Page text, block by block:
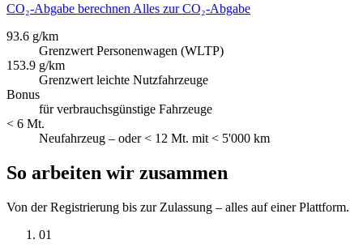
CO₂-Abgabe berechnen Alles zur CO₂-Abgabe
93.6 g/km
Grenzwert Personenwagen (WLTP)
153.9 g/km
Grenzwert leichte Nutzfahrzeuge
Bonus
für verbrauchsgünstige Fahrzeuge
< 6 Mt.
Neufahrzeug – oder < 12 Mt. mit < 5'000 km
So arbeiten wir zusammen
Von der Registrierung bis zur Zulassung – alles auf einer Plattform.
01